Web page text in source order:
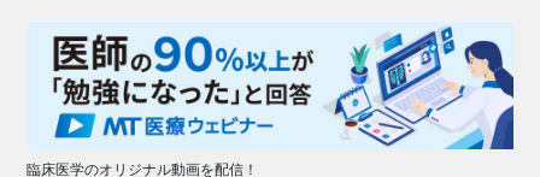
臨床医学のオリジナル動画を配信！